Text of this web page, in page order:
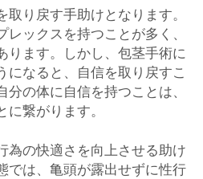
り戻す手助けとなります。
ックスを持つことが多く、
ります。しかし、包茎手術に
になると、自信を取り戻すこ
分の体に自信を持つことは、
繋がります。
為の快適さを向上させる助け
では、亀頭が露出せずに性行